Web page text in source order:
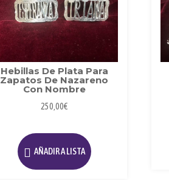
Hebillas De Plata Para
Zapatos De Nazareno
Con Nombre
250,00€
AÑADIR A LISTA